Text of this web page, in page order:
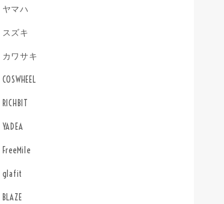
ヤマハ
スズキ
カワサキ
COSWHEEL
RICHBIT
YADEA
FreeMile
glafit
BLAZE